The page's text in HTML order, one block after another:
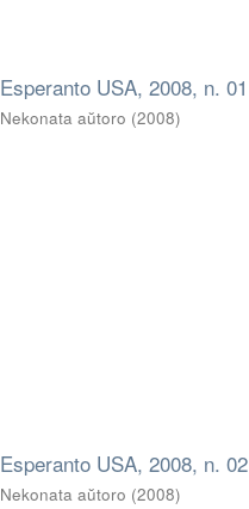
Esperanto USA, 2008, n. 01
Nekonata aŭtoro (2008)
Esperanto USA, 2008, n. 02
Nekonata aŭtoro (2008)